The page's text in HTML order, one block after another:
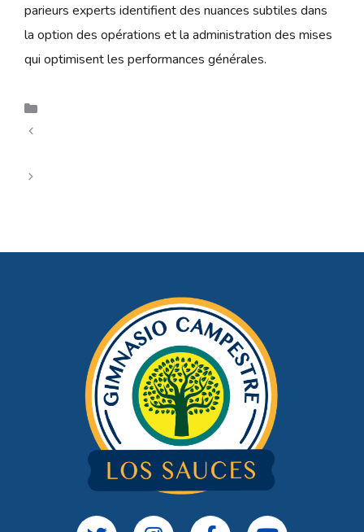
parieurs experts identifient des nuances subtiles dans
la option des opérations et la administration des mises
qui optimisent les performances générales.